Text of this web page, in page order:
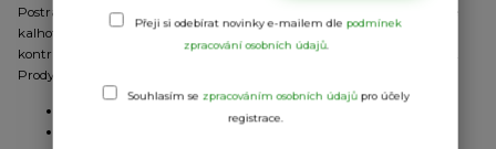
Postranní panely a horní pruh rukávu z látky typu „control dry“. Krátké
kalhoty s nastavitelným pasem se šňůrkou. Spodní část nohavice s
kontrastním lemováním látkou typu „control dry“. Odnímatelný štítek.
Prodyšný model.
Přeji si odebírat novinky e-mailem dle podmínek
zpracování osobních údajů.
Souhlasím se zpracováním osobních údajůpro účely
registrace.